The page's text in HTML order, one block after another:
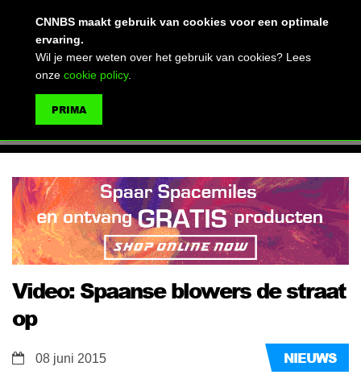
Video: Spaanse blowers de straat
op
NIEUWS
08 juni 2015
CNNBS maakt gebruik van cookies voor een optimale
ervaring.
Wil je meer weten over het gebruik van cookies? Lees
onze cookie policy.
PRIMA